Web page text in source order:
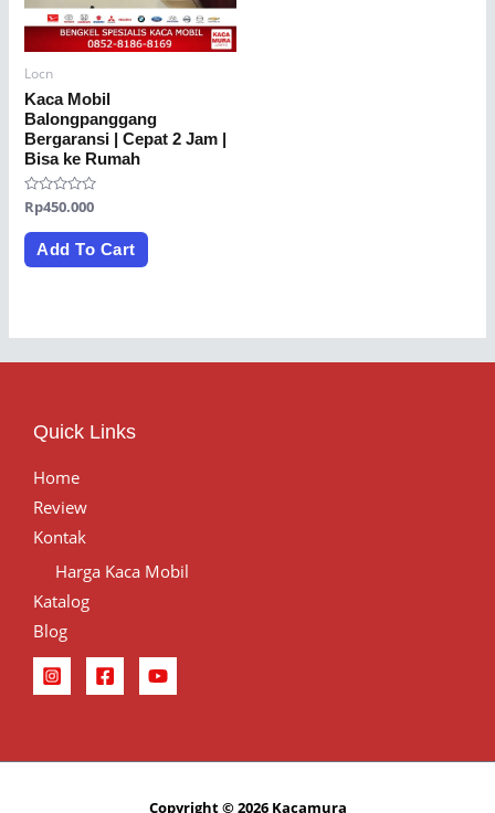
Locn
Kaca Mobil
Balongpanggang
Bergaransi | Cepat 2 Jam |
Bisa ke Rumah
Rated
0
out
Rp450.000
Add To Cart
Quick Links
Home
Review
Kontak
Harga Kaca Mobil
Katalog
Blog
Copyright © 2026 Kacamura